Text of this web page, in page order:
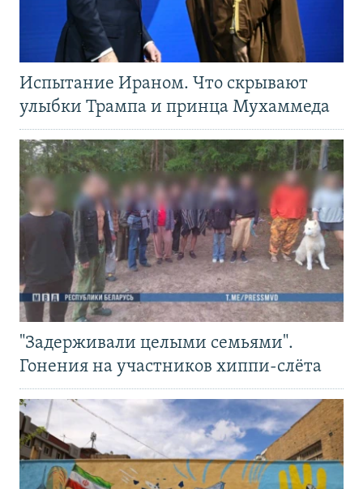
Испытание Ираном. Что скрывают
улыбки Трампа и принца Мухаммеда
"Задерживали целыми семьями".
Гонения на участников хиппи-слёта